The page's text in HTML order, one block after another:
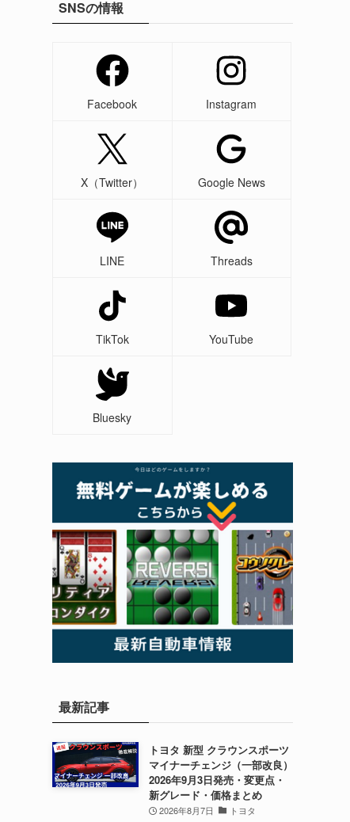
SNSの情報
Facebook Instagram
X（Twitter） Google News
LINE Threads
TikTok YouTube
Bluesky
最新記事
トヨタ 新型 クラウンスポーツ
マイナーチェンジ（一部改良）
2026年9月3日発売・変更点・
新グレード・価格まとめ
2026年8月7日 トヨタ